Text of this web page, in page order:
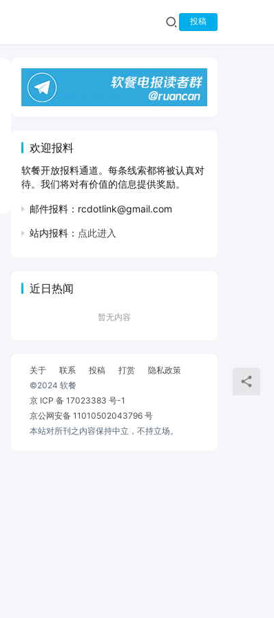
投稿
欢迎报料
软餐开放报料通道。每条线索都将被认真对
待。我们将对有价值的信息提供奖励。
邮件报料：rcdotlink@gmail.com
站内报料： 点此进入
近日热闻
暂无内容
关于 联系 投稿 打赏
隐私政策
©2024 软餐
京 ICP 备 17023383 号-1
京公网安备 11010502043796 号
本站对所刊之内容保持中立，不持立场。